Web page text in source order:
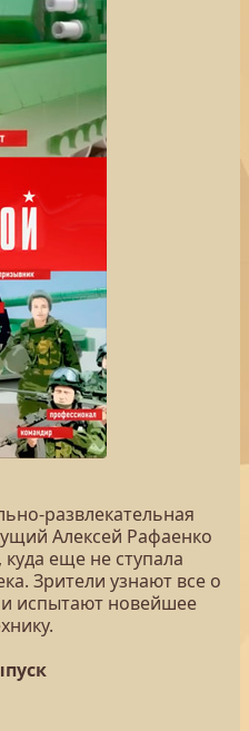
развлекательная
Алексей Рафаенко
куда еще не ступала
Зрители узнают все о
испытают новейшее